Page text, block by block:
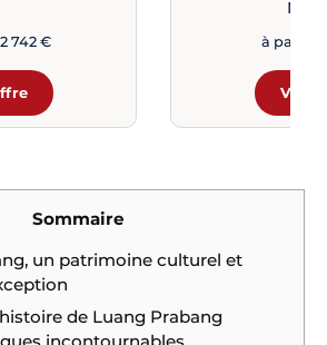
742 € à partir
Voir
Sommaire
un patrimoine culturel et
de Luang Prabang